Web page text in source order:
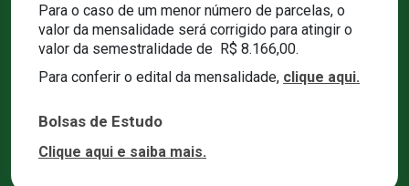
Para o caso de um menor número de parcelas, o
valor da mensalidade será corrigido para atingir o
valor da semestralidade de R$ 8.166,00.
Para conferir o edital da mensalidade, clique aqui.
Bolsas de Estudo
Clique aqui e saiba mais.